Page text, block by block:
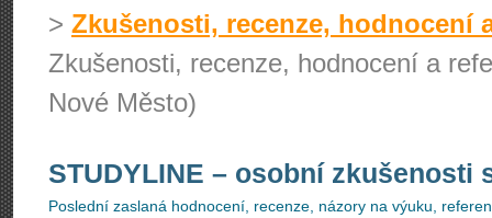
> Zkušenosti, recenze, hodnocení
Zkušenosti, recenze, hodnocení a
Nové Město)
STUDYLINE – osobní zkušenosti
Poslední zaslaná hodnocení, recenze, názory na výuku,